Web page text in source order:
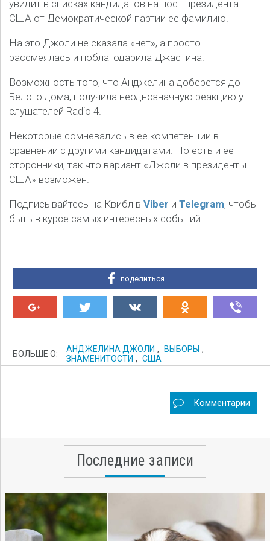
увидит в списках кандидатов на пост президента
США от Демократической партии ее фамилию.
На это Джоли не сказала «нет», а просто
рассмеялась и поблагодарила Джастина.
Возможность того, что Анджелина доберется до
Белого дома, получила неоднозначную реакцию у
слушателей Radio 4.
Некоторые сомневались в ее компетенции в
сравнении с другими кандидатами. Но есть и ее
сторонники, так что вариант «Джоли в президенты
США» возможен.
Подписывайтесь на Квибл в Viber и Telegram, чтобы
быть в курсе самых интересных событий.
поделиться
БОЛЬШЕ О: АНДЖЕЛИНА ДЖОЛИ , ВЫБОРЫ ,
ЗНАМЕНИТОСТИ , США
Комментарии
Последние записи